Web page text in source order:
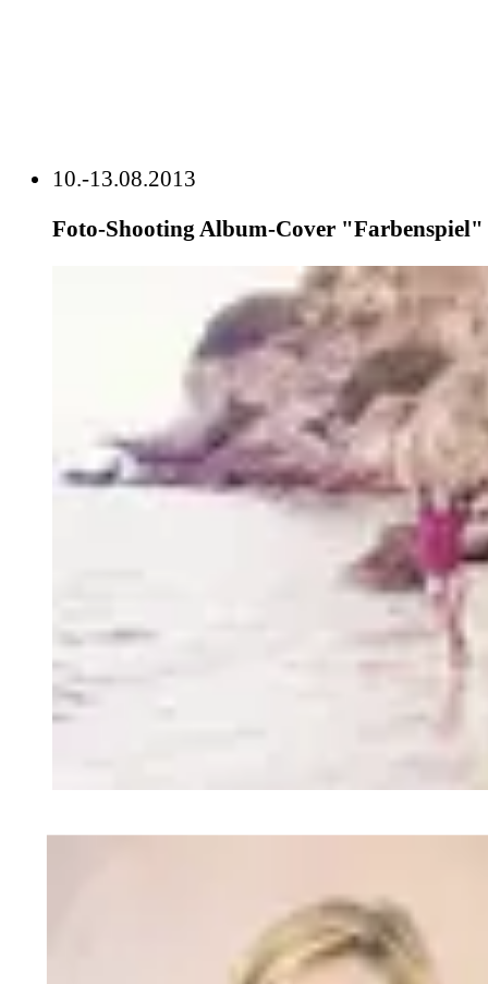
10.-13.08.2013
Foto-Shooting Album-Cover